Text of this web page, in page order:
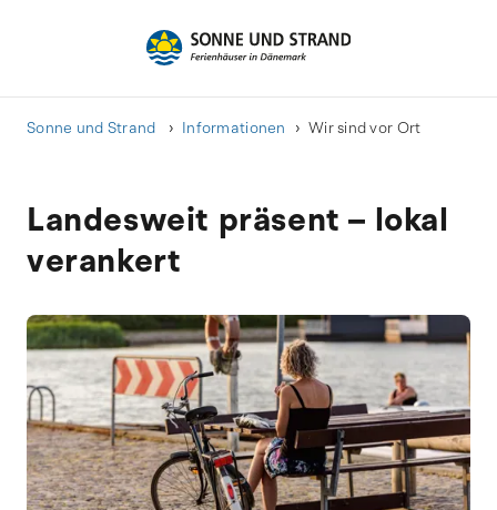
Sonne und Strand Informationen Wir sind vor Ort
Landesweit präsent – lokal
verankert